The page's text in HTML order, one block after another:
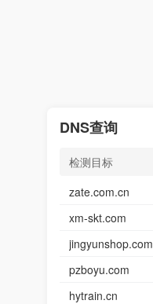
DNS查询
检测目标
zate.com.cn
xm-skt.com
jingyunshop.com
pzboyu.com
hytrain.cn